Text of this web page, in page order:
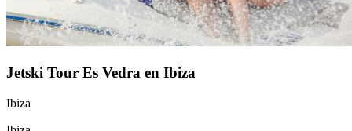
Jetski Tour Es Vedra en Ibiza
Ibiza